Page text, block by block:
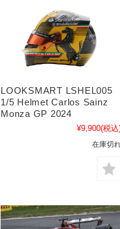
LOOKSMART LSHEL005
1/5 Helmet Carlos Sainz
Monza GP 2024
¥9,900(税込
在庫切